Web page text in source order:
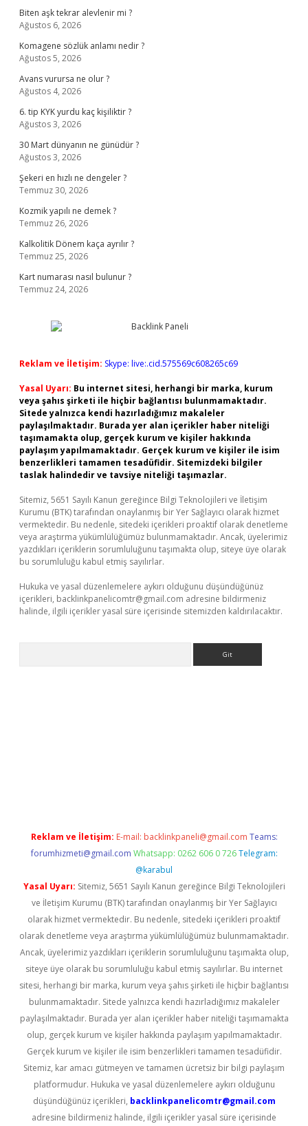
Biten aşk tekrar alevlenir mi ?
Ağustos 6, 2026
Komagene sözlük anlamı nedir ?
Ağustos 5, 2026
Avans vurursa ne olur ?
Ağustos 4, 2026
6. tip KYK yurdu kaç kişiliktir ?
Ağustos 3, 2026
30 Mart dünyanın ne günüdür ?
Ağustos 3, 2026
Şekeri en hızlı ne dengeler ?
Temmuz 30, 2026
Kozmik yapılı ne demek ?
Temmuz 26, 2026
Kalkolitik Dönem kaça ayrılır ?
Temmuz 25, 2026
Kart numarası nasıl bulunur ?
Temmuz 24, 2026
Reklam ve İletişim: Skype: live:.cid.575569c608265c69
Yasal Uyarı: Bu internet sitesi, herhangi bir marka, kurum
veya şahıs şirketi ile hiçbir bağlantısı bulunmamaktadır.
Sitede yalnızca kendi hazırladığımız makaleler
paylaşılmaktadır. Burada yer alan içerikler haber niteliği
taşımamakta olup, gerçek kurum ve kişiler hakkında
paylaşım yapılmamaktadır. Gerçek kurum ve kişiler ile isim
benzerlikleri tamamen tesadüfidir. Sitemizdeki bilgiler
taslak halindedir ve tavsiye niteliği taşımazlar.
Sitemiz, 5651 Sayılı Kanun gereğince Bilgi Teknolojileri ve İletişim
Kurumu (BTK) tarafından onaylanmış bir Yer Sağlayıcı olarak hizmet
vermektedir. Bu nedenle, sitedeki içerikleri proaktif olarak denetleme
veya araştırma yükümlülüğümüz bulunmamaktadır. Ancak, üyelerimiz
yazdıkları içeriklerin sorumluluğunu taşımakta olup, siteye üye olarak
bu sorumluluğu kabul etmiş sayılırlar.
Hukuka ve yasal düzenlemelere aykırı olduğunu düşündüğünüz
içerikleri, backlinkpanelicomtr@gmail.com adresine bildirmeniz
halinde, ilgili içerikler yasal süre içerisinde sitemizden kaldırılacaktır.
Reklam ve İletişim: E-mail: backlinkpaneli@gmail.com Teams:
forumhizmeti@gmail.com Whatsapp: 0262 606 0 726 Telegram:
@karabul
Yasal Uyarı: Sitemiz, 5651 Sayılı Kanun gereğince Bilgi Teknolojileri
ve İletişim Kurumu (BTK) tarafından onaylanmış bir Yer Sağlayıcı
olarak hizmet vermektedir. Bu nedenle, sitedeki içerikleri proaktif
olarak denetleme veya araştırma yükümlülüğümüz bulunmamaktadır.
Ancak, üyelerimiz yazdıkları içeriklerin sorumluluğunu taşımakta olup,
siteye üye olarak bu sorumluluğu kabul etmiş sayılırlar. Bu internet
sitesi, herhangi bir marka, kurum veya şahıs şirketi ile hiçbir bağlantısı
bulunmamaktadır. Sitede yalnızca kendi hazırladığımız makaleler
paylaşılmaktadır. Burada yer alan içerikler haber niteliği taşımamakta
olup, gerçek kurum ve kişiler hakkında paylaşım yapılmamaktadır.
Gerçek kurum ve kişiler ile isim benzerlikleri tamamen tesadüfidir.
Sitemiz, kar amacı gütmeyen ve tamamen ücretsiz bir bilgi paylaşım
platformudur. Hukuka ve yasal düzenlemelere aykırı olduğunu
düşündüğünüz içerikleri, backlinkpanelicomtr@gmail.com
adresine bildirmeniz halinde, ilgili içerikler yasal süre içerisinde